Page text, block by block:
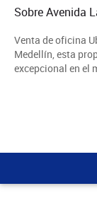
Sobre Avenida
Venta de oficina
Medellín, esta
excepcional en el